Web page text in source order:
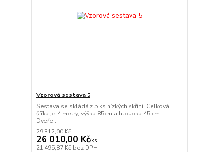
Vzorová sestava 5
Sestava se skládá z 5 ks nízkých skříní. Celková
šířka je 4 metry, výška 85cm a hloubka 45 cm.
Dveře...
29 312,00 Kč
26 010,00 Kč/ks
21 495,87 Kč bez DPH